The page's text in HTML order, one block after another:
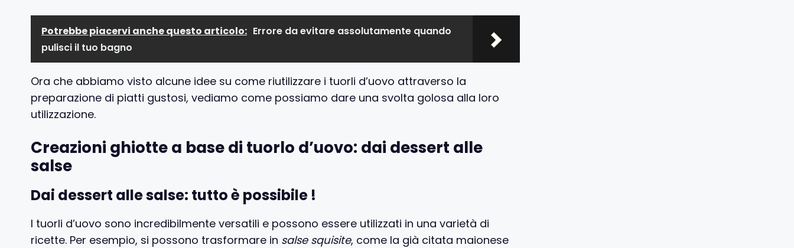
Potrebbe piacervi anche questo articolo: Errore da evitare assolutamente quando
pulisci il tuo bagno
Ora che abbiamo visto alcune idee su come riutilizzare i tuorli d’uovo attraverso la
preparazione di piatti gustosi, vediamo come possiamo dare una svolta golosa alla loro
utilizzazione.
Creazioni ghiotte a base di tuorlo d’uovo: dai dessert alle
salse
Dai dessert alle salse: tutto è possibile !
I tuorli d’uovo sono incredibilmente versatili e possono essere utilizzati in una varietà di
ricette. Per esempio, si possono trasformare in salse squisite, come la già citata maionese